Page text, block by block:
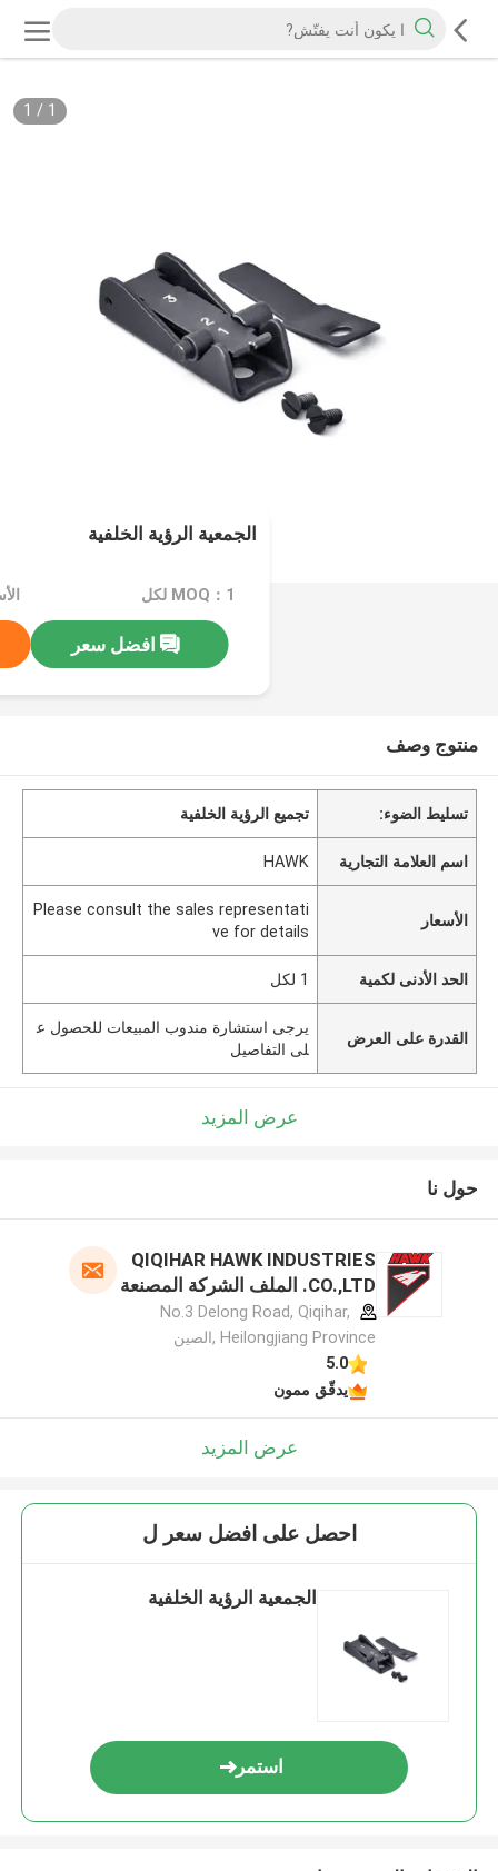
1
/
1
الجمعية الرؤية الخلفية
MOQ：1 لكل
افضل سعر
منتوج وصف
تسليط الضوء: تجميع الرؤية الخلفية
اسم العلامة التجارية HAWK
الأسعار
Please consult the sales representati
ve for details
الحد الأدنى لكمية 1 لكل
القدرة على العرض
يرجى استشارة مندوب المبيعات للحصول ع
لى التفاصيل
عرض المزيد
حول نا
QIQIHAR HAWK INDUSTRIES
CO.,LTD. الملف الشركة المصنعة
No.3 Delong Road, Qiqihar,
Heilongjiang Province ,الصين
5.0
يدقّق ممون
عرض المزيد
احصل على افضل سعر ل
الجمعية الرؤية الخلفية
استمر